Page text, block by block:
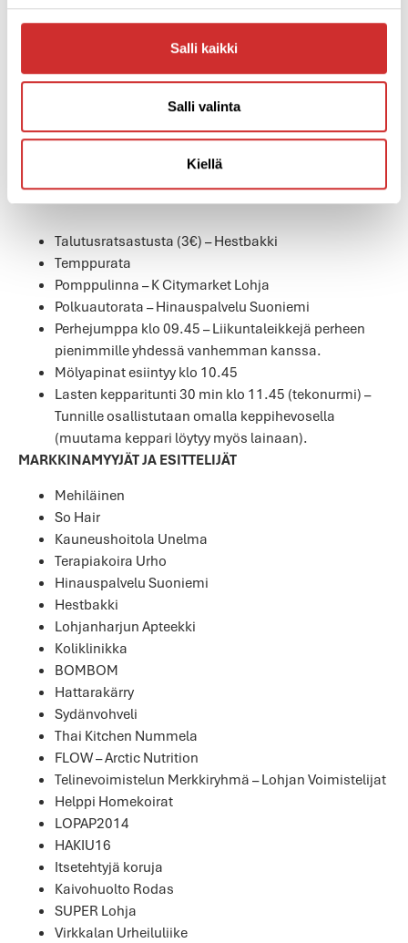
Salli kaikki
Salli valinta
Kiellä
TUTUSTUA MYÖS APLICON FLOW & RUSH -
TUNTEIHIN:
laitepilates intro12.00 RUSH-treeni intro13.00 RUSH-treeni
intro Näille tunneille ilmoittautuminen info@aplico.fi
jaetaan paikan päällä ennen tunnin alkua.
Intro- tunneille on vapaa pääsy
Tapahtumapäivänä on paljon
ohjelmaa myös lapsille:
Talutusratsastusta (3€) – Hestbakki
Temppurata
Pomppulinna – K Citymarket Lohja
Polkuautorata – Hinauspalvelu Suoniemi
Perhejumppa klo 09.45 – Liikuntaleikkejä perheen
pienimmille yhdessä vanhemman kanssa.
Mölyapinat esiintyy klo 10.45
Lasten kepparitunti 30 min klo 11.45 (tekonurmi) –
Tunnille osallistutaan omalla keppihevosella
(muutama keppari löytyy myös lainaan).
MARKKINAMYYJÄT JA ESITTELIJÄT
Mehiläinen
So Hair
Kauneushoitola Unelma
Terapiakoira Urho
Hinauspalvelu Suoniemi
Hestbakki
Lohjanharjun Apteekki
Koliklinikka
BOMBOM
Hattarakärry
Sydänvohveli
Thai Kitchen Nummela
FLOW – Arctic Nutrition
Telinevoimistelun Merkkiryhmä – Lohjan Voimistelijat
Helppi Homekoirat
LOPAP2014
HAKIU16
Itsetehtyjä koruja
Kaivohuolto Rodas
SUPER Lohja
Virkkalan Urheiluliike